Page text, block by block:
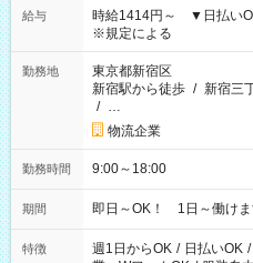
給与
時給1414円～ ▼日払い
※規定による
勤務地
東京都新宿区
新宿駅から徒歩 / 新宿三
/ …
物流企業
勤務時間 9:00～18:00
期間 即日～OK！ 1日～働けま
特徴 週1日からOK / 日払いOK /